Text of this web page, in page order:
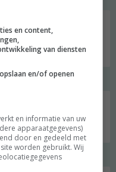
en content,
van diensten
en/of openen
en informatie van uw
apparaatgegevens)
door en gedeeld met
worden gebruikt. Wij